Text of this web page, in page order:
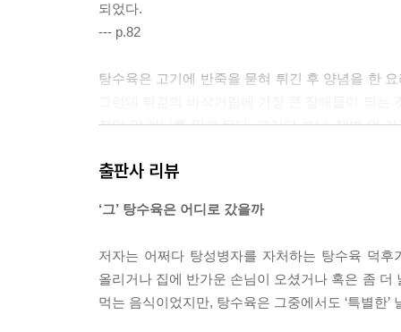
되었다.
--- p.82
탕수육은 고기에 반죽을 묻혀 튀긴 후 양념을 한
적인 맛 하나를 잃게 된다. 그러다 보니, 제법 먼
--- p.147~148
하지만 그 차이다오를 버리는 화교들이 많아졌
--- p.226
일본에 살던 화교들은 상당수가 푸젠성과 광둥성
출판사 리뷰
‘그’ 탕수육은 어디로 갔을까
저자는 어쩌다 탕성병자를 자처하는 탕수육 덕
올리거나 집에 반가운 손님이 오셨거나 혹은 좀 더
먹는 음식이었지만, 탕수육은 그중에서도 ‘특별한